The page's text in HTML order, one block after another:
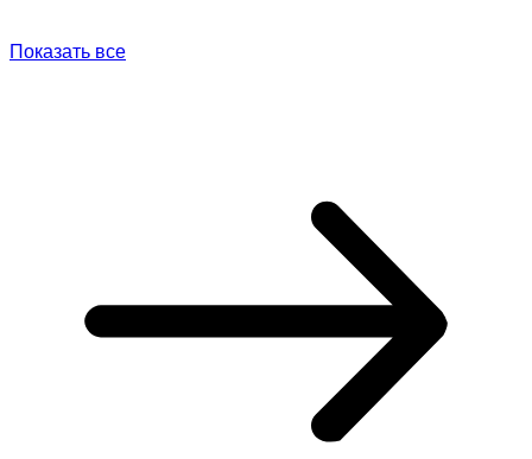
Показать все